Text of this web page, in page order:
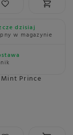
dzisiaj
w magazynie
Prince